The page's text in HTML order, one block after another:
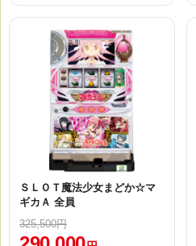
ＳＬＯＴ魔法少女まどか☆マ
ギカＡ 全員
325,500円